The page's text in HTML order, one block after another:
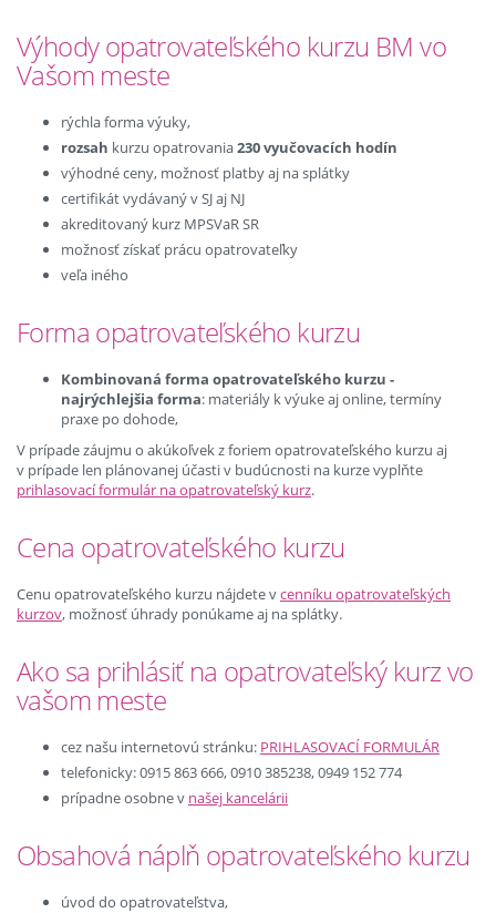
Výhody opatrovateľského kurzu BM vo
Vašom meste
rýchla forma výuky,
rozsah kurzu opatrovania230 vyučovacích hodín
výhodné ceny, možnosť platby aj na splátky
certifikát vydávaný v SJ aj NJ
akreditovaný kurz MPSVaR SR
možnosť získať prácu opatrovateľky
veľa iného
Forma opatrovateľského kurzu
Kombinovaná forma opatrovateľského kurzu -
najrýchlejšia forma: materiály k výuke aj online, termíny
praxe po dohode,
V prípade záujmu o akúkoľvek z foriem opatrovateľského kurzu aj
v prípade len plánovanej účasti v budúcnosti na kurze vyplňte
prihlasovací formulár na opatrovateľský kurz.
Cena opatrovateľského kurzu
Cenu opatrovateľského kurzu nájdete vcenníku opatrovateľských
kurzov, možnosť úhrady ponúkame aj na splátky.
Ako sa prihlásiť na opatrovateľský kurz vo
vašom meste
cez našu internetovú stránku: PRIHLASOVACÍ FORMULÁR
telefonicky: 0915 863 666, 0910 385238, 0949 152 774
prípadne osobne v našej kancelárii
Obsahová náplň opatrovateľského kurzu
úvod do opatrovateľstva,